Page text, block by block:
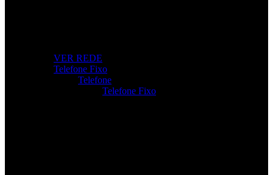
VER REDE
Telefone Fixo
Telefone
Telefone Fixo